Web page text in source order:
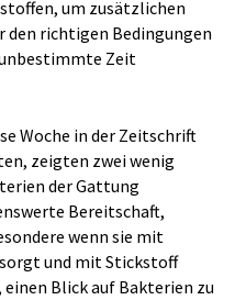
um zusätzlichen
den richtigen Bedingungen
Zeit
Woche in der Zeitschrift
zeigten zwei wenig
der Gattung
Bereitschaft,
wenn sie mit
und mit Stickstoff
Blick auf Bakterien zu